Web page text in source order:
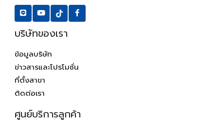
บริษัทของเรา
ข้อมูลบริษัท
ข่าวสารและโปรโมชั่น
ที่ตั้งสาขา
ติดต่อเรา
ศูนย์บริการลูกค้า